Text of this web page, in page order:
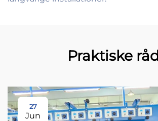
Praktiske råd
27
Jun